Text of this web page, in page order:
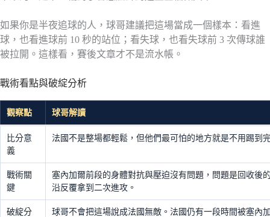
如果你是半夜追球的人，球哥建議把這場當成一個樣本：看進
球，也看進球前 10 秒的站位；看失球，也看失球前 3 次傳球誰
被拉開。這樣看，賽後文章才不是流水帳。
戰術看點與破綻分析
觀察點 球哥解讀
比分意
義
法國不是整場都輕鬆，但他們最可怕的地方就是不用踢到
戰術關
鍵
塞內加爾前段的身體對抗與壓迫沒有問題，問題是回收後
沿反覆拿到二次進攻。
破綻分
球哥不會把這場說成法國無敵。法國仍有一段時間被塞內